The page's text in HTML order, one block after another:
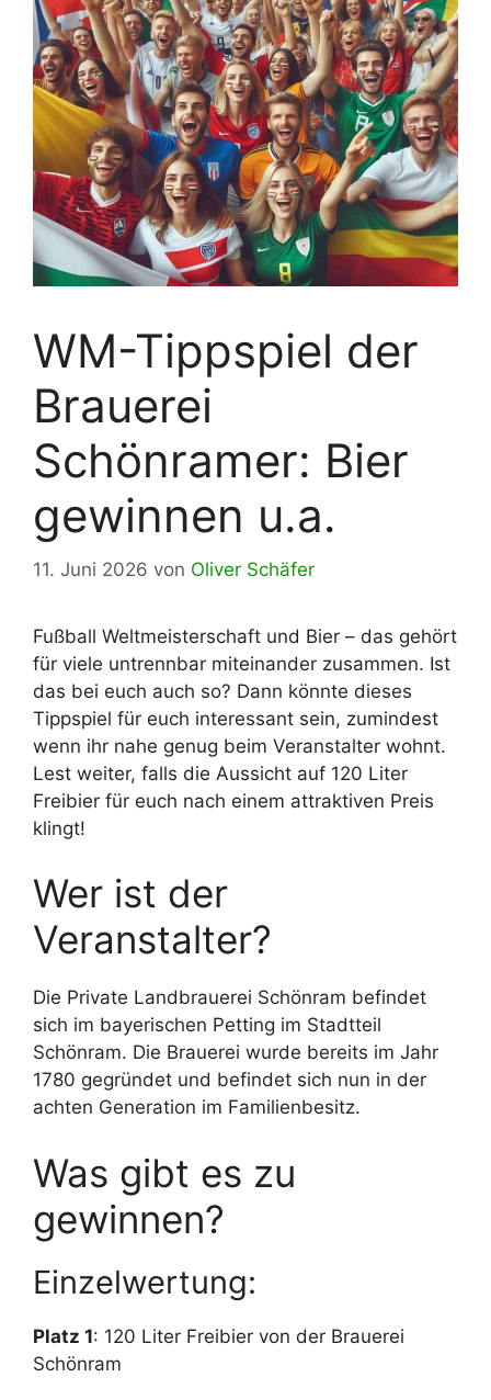
WM-Tippspiel der
Brauerei
Schönramer: Bier
gewinnen u.a.
11. Juni 2026 von Oliver Schäfer
Fußball Weltmeisterschaft und Bier – das gehört
für viele untrennbar miteinander zusammen. Ist
das bei euch auch so? Dann könnte dieses
Tippspiel für euch interessant sein, zumindest
wenn ihr nahe genug beim Veranstalter wohnt.
Lest weiter, falls die Aussicht auf 120 Liter
Freibier für euch nach einem attraktiven Preis
klingt!
Wer ist der
Veranstalter?
Die Private Landbrauerei Schönram befindet
sich im bayerischen Petting im Stadtteil
Schönram. Die Brauerei wurde bereits im Jahr
1780 gegründet und befindet sich nun in der
achten Generation im Familienbesitz.
Was gibt es zu
gewinnen?
Einzelwertung:
Platz 1: 120 Liter Freibier von der Brauerei
Schönram